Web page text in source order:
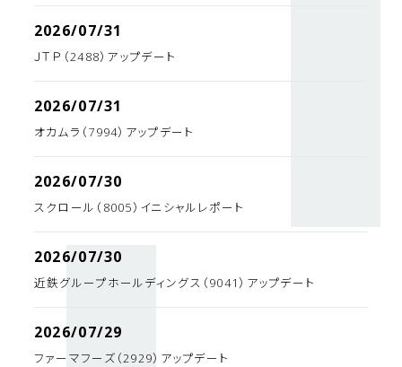
2026/07/31
ＪＴＰ（2488）アップデート
2026/07/31
オカムラ（7994）アップデート
2026/07/30
スクロール（8005）イニシャルレポート
2026/07/30
近鉄グループホールディングス（9041）アップデート
2026/07/29
ファーマフーズ（2929）アップデート